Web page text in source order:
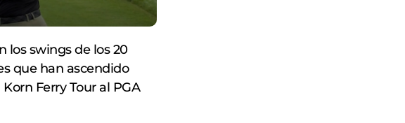
los swings de los 20
que han ascendido
Ferry Tour al PGA